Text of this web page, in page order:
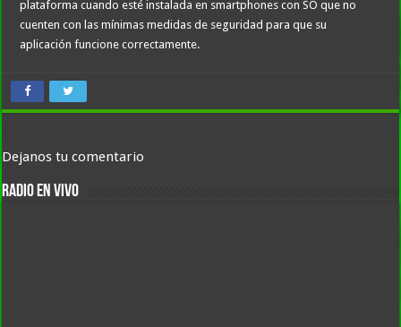
plataforma cuando esté instalada en smartphones con SO que no
cuenten con las mínimas medidas de seguridad para que su
aplicación funcione correctamente.
Dejanos tu comentario
RADIO EN VIVO